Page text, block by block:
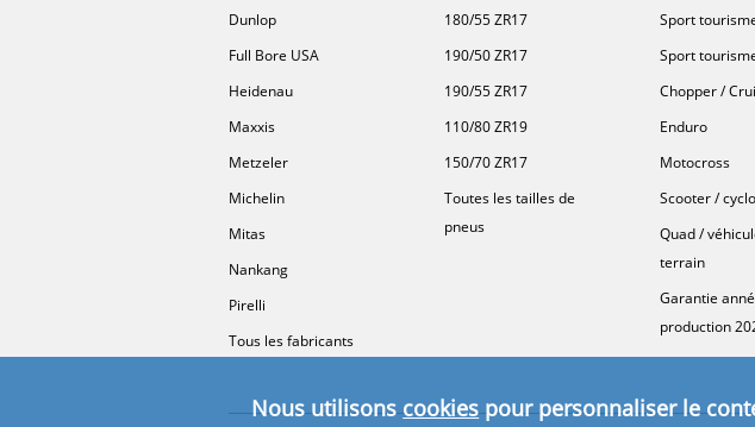
Dunlop
Full Bore USA
Heidenau
Maxxis
Metzeler
Michelin
Mitas
Nankang
Pirelli
Tous les fabricants
180/55 ZR17
190/50 ZR17
190/55 ZR17
110/80 ZR19
150/70 ZR17
Toutes les tailles de
pneus
Sport
Sport
Chopper /
Enduro
Motocross
Scooter /
Quad /
terrain
Garantie
production
Nous utilisonscookiespour personnaliser le